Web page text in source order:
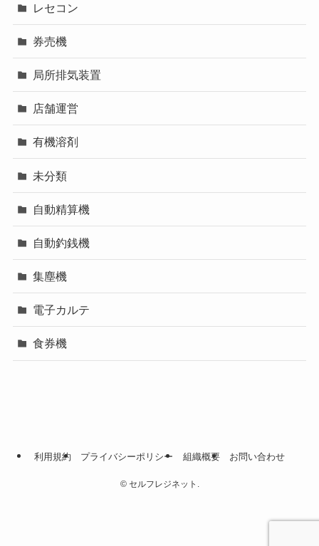
レセコン
券売機
局所排気装置
店舗運営
有機溶剤
未分類
自動精算機
自動釣銭機
集塵機
電子カルテ
食券機
利用規約 プライバシーポリシー 組織概要 お問い合わせ
©セルフレジネット.